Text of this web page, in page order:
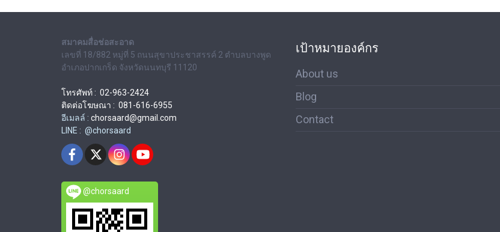
สมาคมสื่อช่อสะอาด
เลขที่ 18/882 หมู่ที่ 5 ถนนสุขาประชาสรรค์ 2 ตำบลบางพูด
อำเภอปากเกร็ด จังหวัดนนทบุรี 11120
โทรศัพท์ : 02-963-2424
ติดต่อโฆษณา : 081-616-6955
อีเมลล์ : chorsaard@gmail.com
LINE : @chorsaard
@chorsaard
เป้าหมายองค์กร
About us
Blog
Contact